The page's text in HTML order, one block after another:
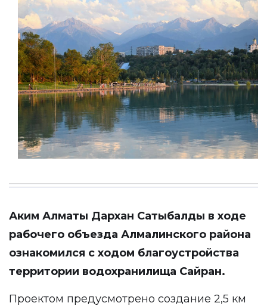
Аким Алматы Дархан Сатыбалды в ходе
рабочего объезда Алмалинского района
ознакомился с ходом благоустройства
территории водохранилища Сайран.
Проектом предусмотрено создание 2,5 км